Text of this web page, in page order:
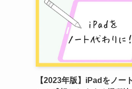
【2023年版】iPadをノー